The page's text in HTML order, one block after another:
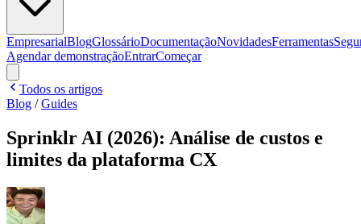
EmpresarialBlogGlossárioDocumentaçãoNovidadesFerramentas
Agendar demonstraçãoEntrarComeçar
Todos os artigos
Blog /Guides
Sprinklr AI (2026): Análise de custos e
limites da plataforma CX